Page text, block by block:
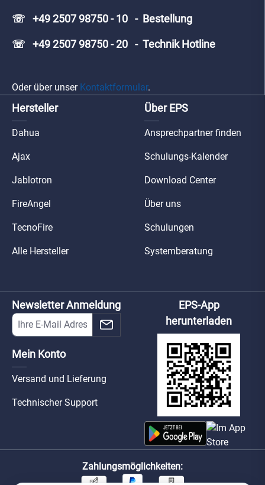
☏ +49 2507 98750 - 10 - Bestellung
☏ +49 2507 98750 - 20 - Technik Hotline
Oder über unser Kontaktformular.
Hersteller
Dahua
Ajax
Jablotron
FireAngel
TecnoFire
Alle Hersteller
Über EPS
Ansprechpartner finden
Schulungs-Kalender
Download Center
Über uns
Schulungen
Systemberatung
Newsletter Anmeldung
Mein Konto
Versand und Lieferung
Technischer Support
EPS-App
herunterladen
Zahlungsmöglichkeiten: